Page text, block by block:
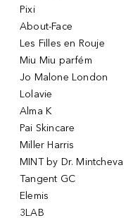
Pixi
About-Face
Les Filles en Rouje
Miu Miu parfém
Jo Malone London
Lolavie
Alma K
Pai Skincare
Miller Harris
MINT by Dr. Mintcheva
Tangent GC
Elemis
3LAB